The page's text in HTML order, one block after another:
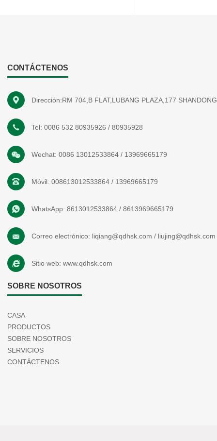
CONTÁCTENOS
Dirección:RM 704,B FLAT,LUBANG PLAZA,177
Tel: 0086 532 80935926 / 80935928
Wechat: 0086 13012533864 / 13969665179
Móvil: 008613012533864 / 13969665179
WhatsApp: 8613012533864 / 8613969665179
Correo electrónico: liqiang@qdhsk.com / liujing@qdhsk.com
Sitio web: www.qdhsk.com
SOBRE NOSOTROS
CASA
PRODUCTOS
SOBRE NOSOTROS
SERVICIOS
CONTÁCTENOS